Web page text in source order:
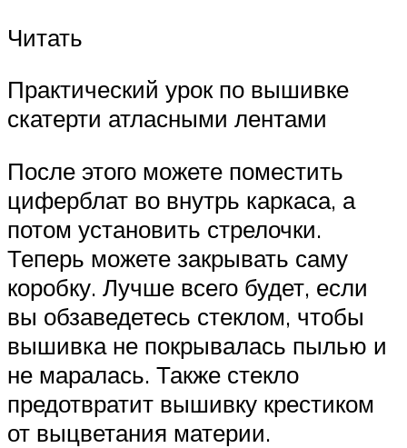
Читать
Практический урок по вышивке
скатерти атласными лентами
После этого можете поместить
циферблат во внутрь каркаса, а
потом установить стрелочки.
Теперь можете закрывать саму
коробку. Лучше всего будет, если
вы обзаведетесь стеклом, чтобы
вышивка не покрывалась пылью и
не маралась. Также стекло
предотвратит вышивку крестиком
от выцветания материи.